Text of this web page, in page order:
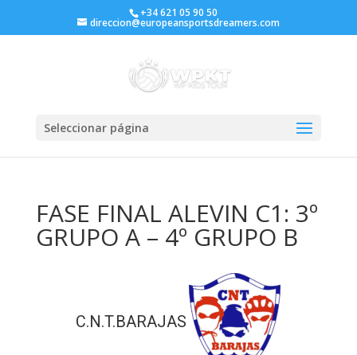
+34 621 05 90 50
direccion@europeansportsdreamers.com
Seleccionar página
FASE FINAL ALEVIN C1: 3º
GRUPO A – 4º GRUPO B
C.N.T.BARAJAS